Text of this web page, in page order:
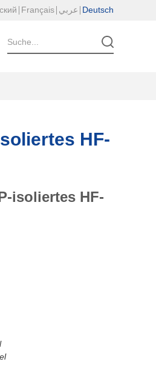
Français عربي Deutsch
HF-